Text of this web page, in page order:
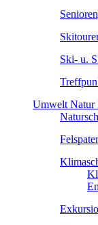
Ski- u.
Umwelt Natur